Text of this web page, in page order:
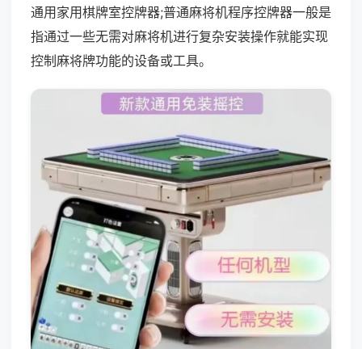
通用家用棋牌室控牌器;普通麻将机程序控牌器一般是
指通过一些无需对麻将机进行复杂安装操作就能实现
控制麻将牌功能的设备或工具。